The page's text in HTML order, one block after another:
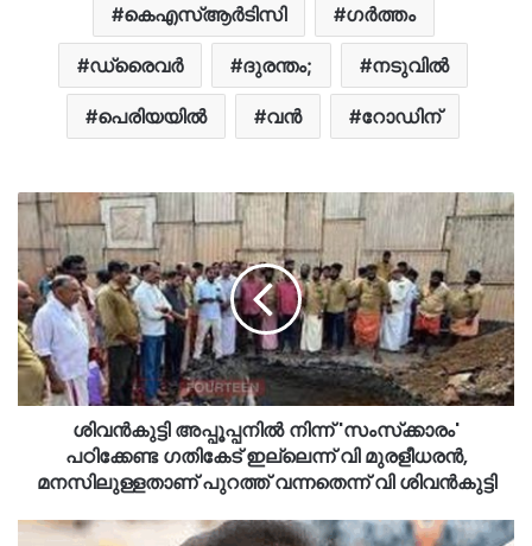
കെഎസ്ആർടിസി ഗർത്തം
ഡ്രൈവർ ദുരന്തം; നടുവിൽ
പെരിയയിൽ വന്‍ റോഡിന്
ശിവന്‍കുട്ടി അപ്പൂപ്പനില്‍ നിന്ന് 'സംസ്‌ക്കാരം'
പഠിക്കേണ്ട ഗതികേട് ഇല്ലെന്ന് വി മുരളീധരന്‍,
മനസിലുള്ളതാണ് പുറത്ത് വന്നതെന്ന് വി ശിവൻകുട്ടി